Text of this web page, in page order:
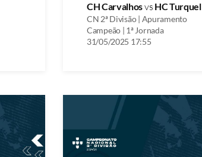
CH Carvalhosvs HC Turquel
CN 2ª Divisão | Apuramento
Campeão | 1ª Jornada
31/05/2025 17:55